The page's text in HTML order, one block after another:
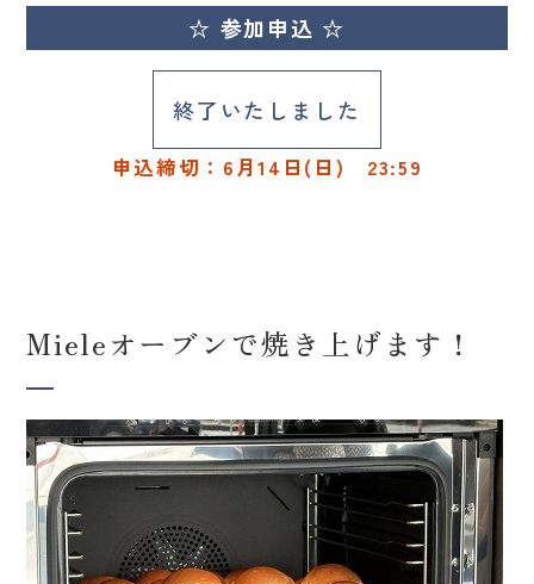
☆ 参加申込 ☆
終了いたしました
申込締切：6月14日(日) 23:59
Mieleオーブンで焼き上げます！